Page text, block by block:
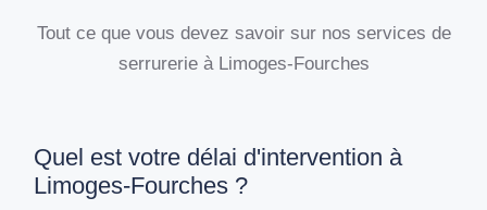
Tout ce que vous devez savoir sur nos services de
serrurerie à Limoges-Fourches
Quel est votre délai d'intervention à
Limoges-Fourches ?